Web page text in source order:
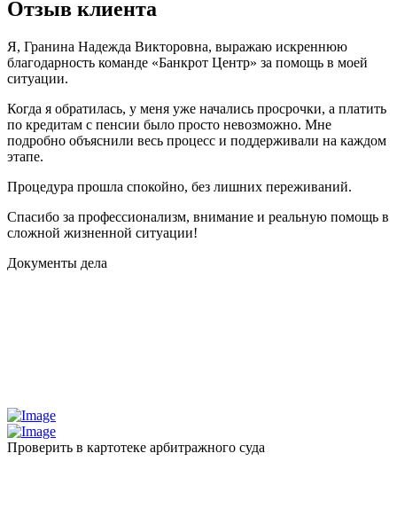
Отзыв клиента
Я, Гранина Надежда Викторовна, выражаю искреннюю
благодарность команде «Банкрот Центр» за помощь в моей
ситуации.
Когда я обратилась, у меня уже начались просрочки, а платить
по кредитам с пенсии было просто невозможно. Мне
подробно объяснили весь процесс и поддерживали на каждом
этапе.
Процедура прошла спокойно, без лишних переживаний.
Спасибо за профессионализм, внимание и реальную помощь в
сложной жизненной ситуации!
Документы дела
Проверить в картотеке арбитражного суда